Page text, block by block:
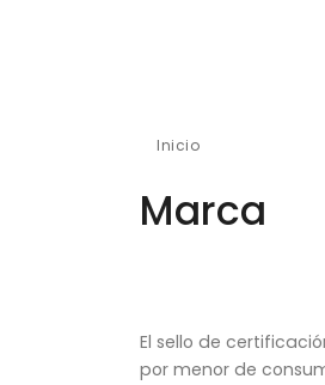
Inicio
Marca
El sello de
por menor de